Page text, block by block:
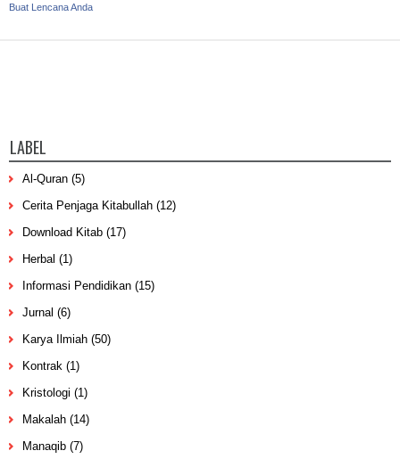
Buat Lencana Anda
LABEL
Al-Quran (5)
Cerita Penjaga Kitabullah (12)
Download Kitab (17)
Herbal (1)
Informasi Pendidikan (15)
Jurnal (6)
Karya Ilmiah (50)
Kontrak (1)
Kristologi (1)
Makalah (14)
Manaqib (7)